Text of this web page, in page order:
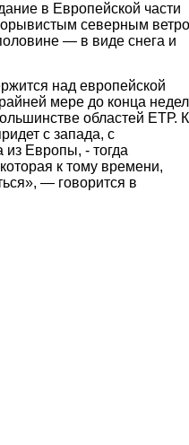
в Европейской части
северным
— в виде снега и
над европейской
мере до конца
областей ЕТР. К
с запада, с
из Европы, - тогда
к тому времени,
— говорится в